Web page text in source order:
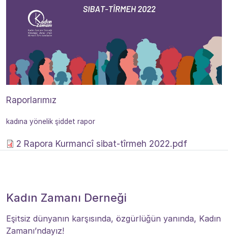
Raporlarımız
kadına yönelik şiddet rapor
2 Rapora Kurmancî sibat-tîrmeh 2022.pdf
Kadın Zamanı Derneği
Eşitsiz dünyanın karşısında, özgürlüğün yanında, Kadın
Zamanı’ndayız!